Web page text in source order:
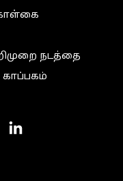
நடத்தை
காப்பகம்